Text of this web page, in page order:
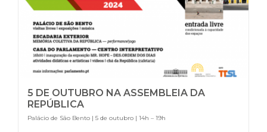
5 DE OUTUBRO NA ASSEMBLEIA DA
REPÚBLICA
Palácio de São Bento | 5 de outubro | 14h – 19h